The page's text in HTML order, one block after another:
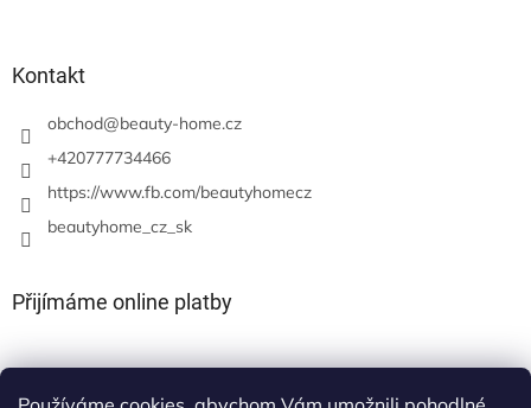
Kontakt
obchod@beauty-home.cz
+420777734466
https://www.fb.com/beautyhomecz
beautyhome_cz_sk
Přijímáme online platby